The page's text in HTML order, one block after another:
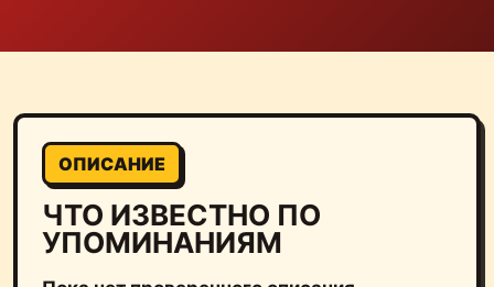
ОПИСАНИЕ
ЧТО ИЗВЕСТНО ПО
УПОМИНАНИЯМ